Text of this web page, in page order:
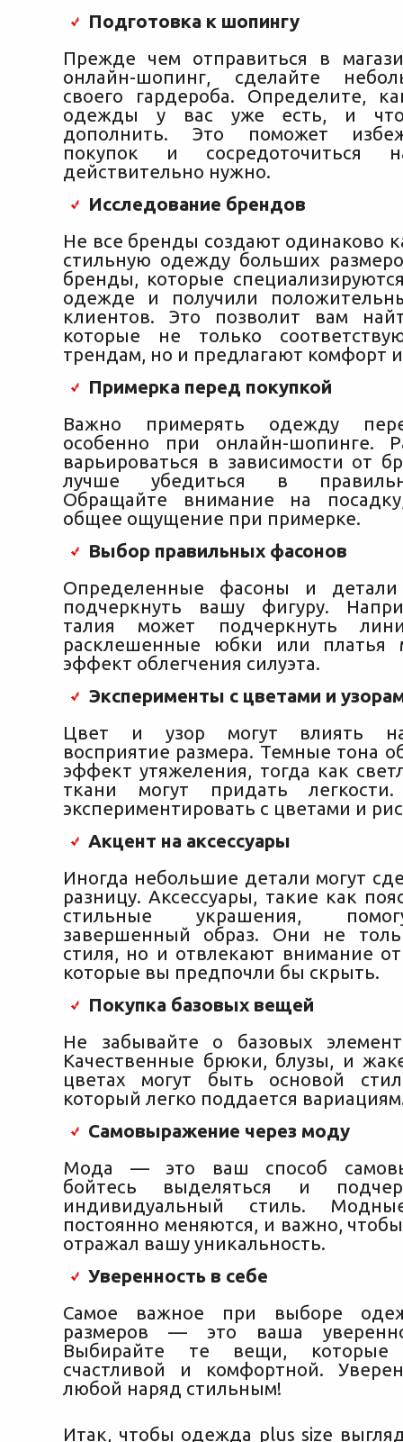
Подготовка к шопингу
Прежде чем отправиться в
онлайн-шопинг, сделайте
своего гардероба. Определите,
одежды у вас уже есть, и что
дополнить. Это поможет
покупок и
действительно нужно.
Исследование брендов
Не все бренды создают одинаково
стильную одежду больших
бренды, которые
одежде и получили
клиентов. Это позволит вам
которые не только
трендам, но и предлагают комфорт и
Примерка перед покупкой
Важно примерять одежду
особенно при онлайн-шопинге.
варьироваться в зависимости от
лучше убедиться в
Обращайте внимание на
общее ощущение при примерке.
Выбор правильных фасонов
Определенные фасоны и
подчеркнуть вашу фигуру.
талия может подчеркнуть
расклешенные юбки или платья
эффект облегчения силуэта.
Эксперименты с цветами и
Цвет и узор могут влиять на
восприятие размера. Темные тона
эффект утяжеления, тогда как
ткани могут придать
экспериментировать с цветами и
Акцент на аксессуары
Иногда небольшие детали могут
разницу. Аксессуары, такие как
стильные украшения,
завершенный образ. Они не
стиля, но и отвлекают внимание
которые вы предпочли бы скрыть.
Покупка базовых вещей
Не забывайте о базовых
Качественные брюки, блузы, и
цветах могут быть основой
который легко поддается
Самовыражение через моду
Мода — это ваш способ
бойтесь выделяться и
индивидуальный стиль.
постоянно меняются, и важно,
отражал вашу уникальность.
Уверенность в себе
Самое важное при выборе
размеров — это ваша
Выбирайте те вещи,
счастливой и комфортной.
любой наряд стильным!
Итак, чтобы одежда plus size